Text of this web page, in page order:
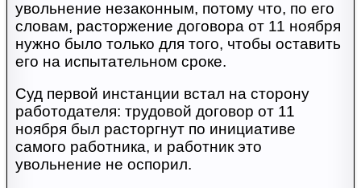
увольнение незаконным, потому что, по его
словам, расторжение договора от 11 ноября
нужно было только для того, чтобы оставить
его на испытательном сроке.
Суд первой инстанции встал на сторону
работодателя: трудовой договор от 11
ноября был расторгнут по инициативе
самого работника, и работник это
увольнение не оспорил.